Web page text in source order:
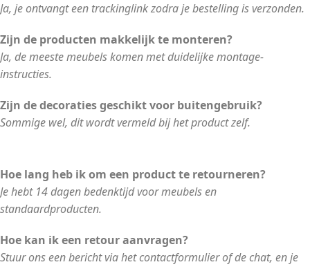
Ja, je ontvangt een trackinglink zodra je bestelling is verzonden.
Zijn de producten makkelijk te monteren?
Ja, de meeste meubels komen met duidelijke montage-
instructies.
Zijn de decoraties geschikt voor buitengebruik?
Sommige wel, dit wordt vermeld bij het product zelf.
Hoe lang heb ik om een product te retourneren?
Je hebt 14 dagen bedenktijd voor meubels en
standaardproducten.
Hoe kan ik een retour aanvragen?
Stuur ons een bericht via het contactformulier of de chat, en je